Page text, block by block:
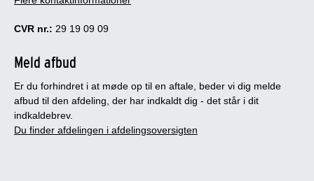
CVR nr.: 29 19 09 09
Meld afbud
Er du forhindret i at møde op til en aftale, beder vi dig melde
afbud til den afdeling, der har indkaldt dig - det står i dit
indkaldebrev.
Du finder afdelingen i afdelingsoversigten